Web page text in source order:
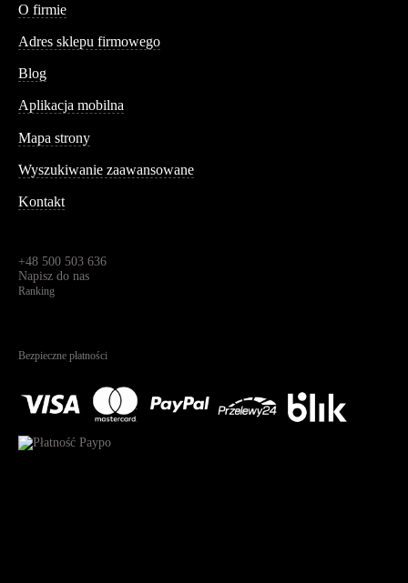
O firmie
Adres sklepu firmowego
Blog
Aplikacja mobilna
Mapa strony
Wyszukiwanie zaawansowane
Kontakt
+48 500 503 636
Napisz do nas
Ranking
Bezpieczne płatności